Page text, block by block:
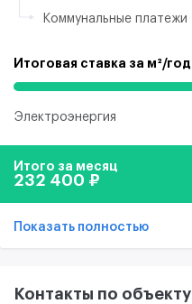
Коммунальные платежи
Итоговая ставка за м²/год
Электроэнергия
Итого за месяц
232 400 ₽
Показать полностью
Контакты по объекту